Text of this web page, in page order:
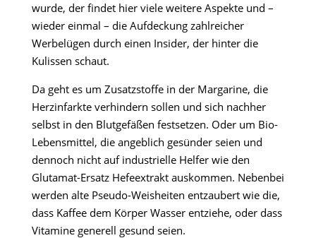
wurde, der findet hier viele weitere Aspekte und –
wieder einmal – die Aufdeckung zahlreicher
Werbelügen durch einen Insider, der hinter die
Kulissen schaut.
Da geht es um Zusatzstoffe in der Margarine, die
Herzinfarkte verhindern sollen und sich nachher
selbst in den Blutgefäßen festsetzen. Oder um Bio-
Lebensmittel, die angeblich gesünder seien und
dennoch nicht auf industrielle Helfer wie den
Glutamat-Ersatz Hefeextrakt auskommen. Nebenbei
werden alte Pseudo-Weisheiten entzaubert wie die,
dass Kaffee dem Körper Wasser entziehe, oder dass
Vitamine generell gesund seien.